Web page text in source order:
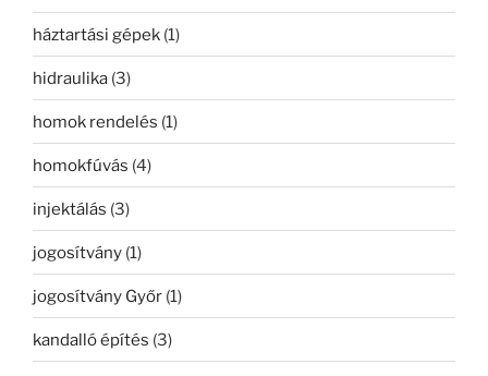
háztartási gépek (1)
hidraulika (3)
homok rendelés (1)
homokfúvás (4)
injektálás (3)
jogosítvány (1)
jogosítvány Győr (1)
kandalló építés (3)